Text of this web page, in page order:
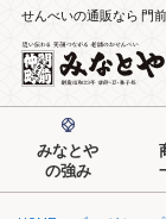
せんべいの通販なら 門
みなとや
の強み